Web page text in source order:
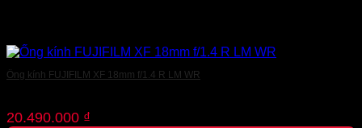
Ống kính FUJIFILM XF 18mm f/1.4 R LM WR
20.490.000 ₫